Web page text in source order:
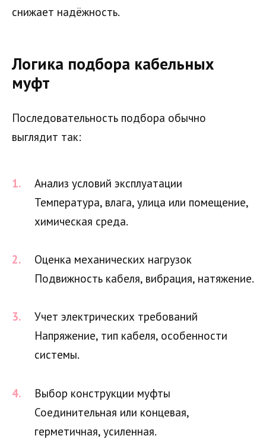
снижает надёжность.
Логика подбора кабельных
муфт
Последовательность подбора обычно
выглядит так:
Анализ условий эксплуатации
Температура, влага, улица или помещение,
химическая среда.
Оценка механических нагрузок
Подвижность кабеля, вибрация, натяжение.
Учет электрических требований
Напряжение, тип кабеля, особенности
системы.
Выбор конструкции муфты
Соединительная или концевая,
герметичная, усиленная.